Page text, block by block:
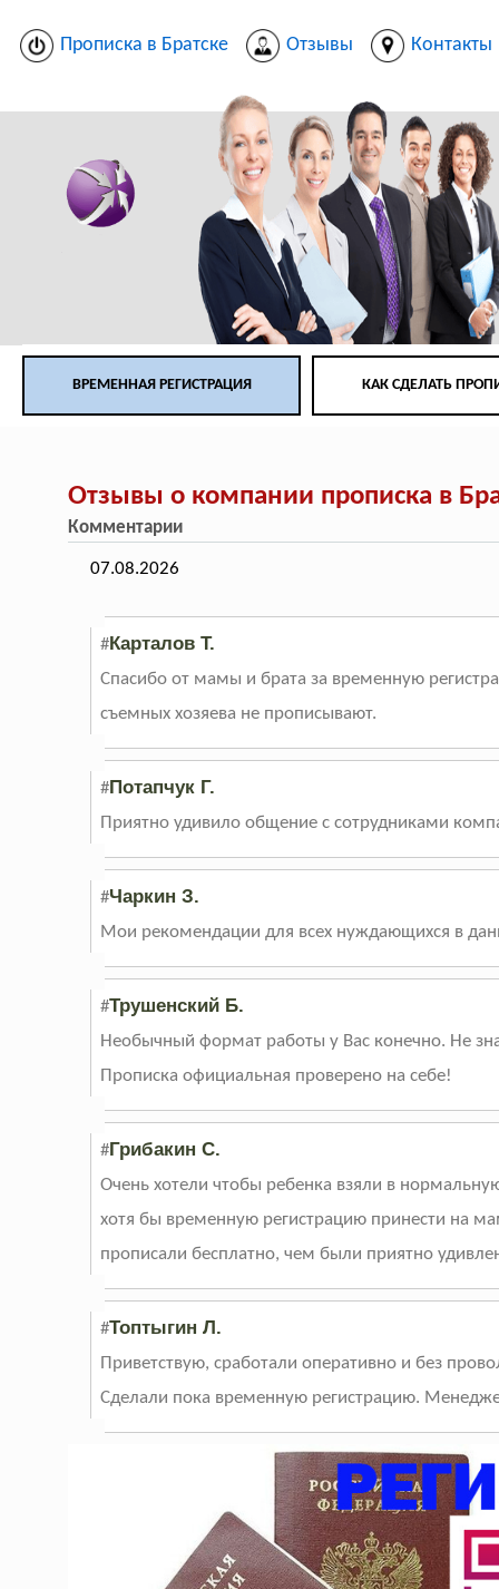
Прописка в Братске Отзывы Контакты
ВРЕМЕННАЯ РЕГИСТРАЦИЯ КАК СДЕЛАТЬ
Отзывы о компании прописка в
Комментарии
07.08.2026
#Карталов Т.
Спасибо от мамы и брата за временную
съемных хозяева не прописывают.
#Потапчук Г.
Приятно удивило общение с сотрудниками
#Чаркин З.
Мои рекомендации для всех нуждающихся в
#Трушенский Б.
Необычный формат работы у Вас конечно. Не
Прописка официальная проверено на себе!
#Грибакин С.
Очень хотели чтобы ребенка взяли в
хотя бы временную регистрацию принести на
прописали бесплатно, чем были приятно
#Топтыгин Л.
Приветствую, сработали оперативно и без
Сделали пока временную регистрацию.